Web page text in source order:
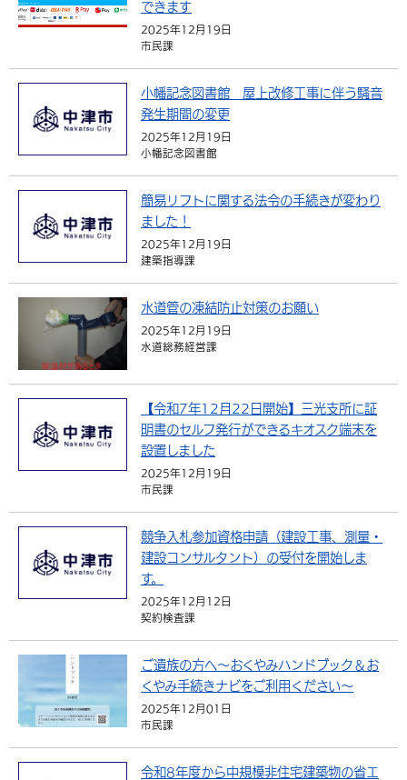
できます
2025年12月19日
市民課
小幡記念図書館 屋上改修工事に伴う騒音
発生期間の変更
2025年12月19日
小幡記念図書館
簡易リフトに関する法令の手続きが変わり
ました！
2025年12月19日
建築指導課
水道管の凍結防止対策のお願い
2025年12月19日
水道総務経営課
【令和7年12月22日開始】三光支所に証
明書のセルフ発行ができるキオスク端末を
設置しました
2025年12月19日
市民課
競争入札参加資格申請（建設工事、測量・
建設コンサルタント）の受付を開始しま
す。
2025年12月12日
契約検査課
ご遺族の方へ〜おくやみハンドブック＆お
くやみ手続きナビをご利用ください〜
2025年12月01日
市民課
令和8年度から中規模非住宅建築物の省エ